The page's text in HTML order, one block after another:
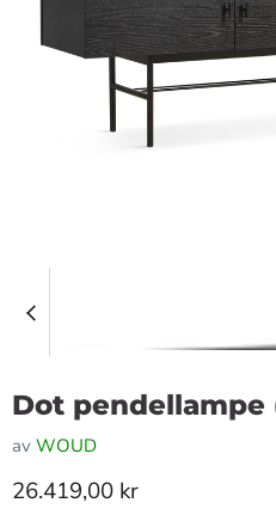
Dot pendellampe
av WOUD
Gjeldende pris
26.419,00 kr